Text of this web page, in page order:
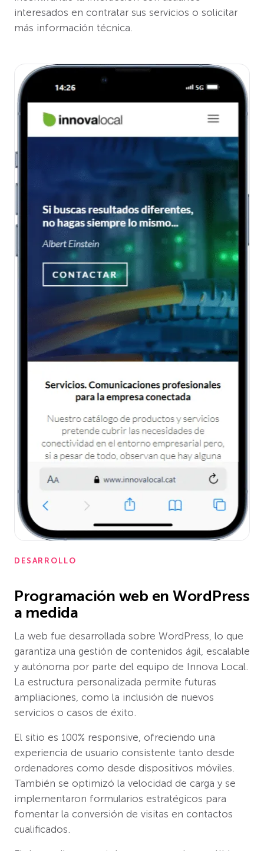
interesados en contratar sus servicios o solicitar
más información técnica.
DESARROLLO
Programación web en WordPress
a medida
La web fue desarrollada sobre WordPress, lo que
garantiza una gestión de contenidos ágil, escalable
y autónoma por parte del equipo de Innova Local.
La estructura personalizada permite futuras
ampliaciones, como la inclusión de nuevos
servicios o casos de éxito.
El sitio es 100% responsive, ofreciendo una
experiencia de usuario consistente tanto desde
ordenadores como desde dispositivos móviles.
También se optimizó la velocidad de carga y se
implementaron formularios estratégicos para
fomentar la conversión de visitas en contactos
cualificados.